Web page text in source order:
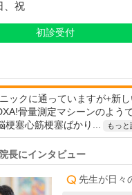
、祝
初診受付
ックに通っていますが+新
骨量測定マシーンのよう
梗塞心筋梗塞ばかり...
もっと
院長にインタビュー
先生が日々